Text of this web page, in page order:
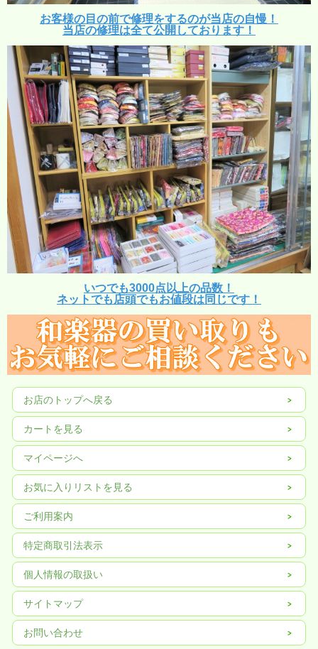
お客様の目の前で修理をするのが当店の自慢！
当店の修理は全て公開しております！
いつでも3000点以上の品数！
ネットでも店頭でもお値段は同じです！
お店のトップへ戻る
カートを見る
マイページへ
お気に入りリストを見る
ご利用案内
特定商取引法表示
個人情報の取扱い
サイトマップ
お問い合わせ